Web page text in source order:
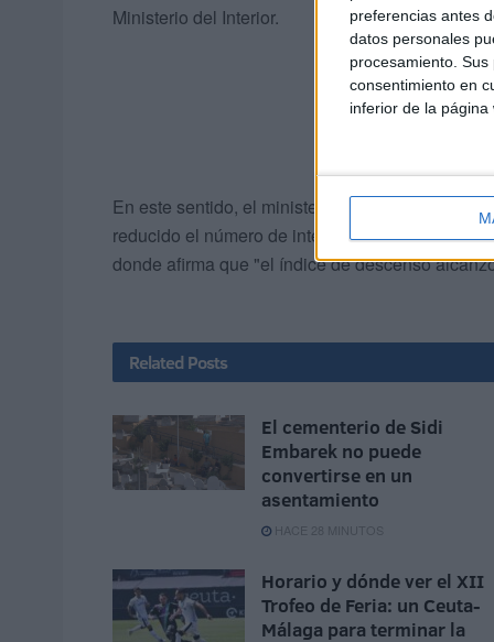
preferencias antes
datos personales
procesamiento.
consentimiento en
inferior de la página
Ministerio del Interior.
En este sentido, el ministerio marroquí ha
reducido el número de intentos de emigración
donde afirma que "el índice de descenso
Related Posts
El cementerio de Sidi
Embarek no puede
convertirse en un
asentamiento
HACE 28 MINUTOS
Horario y dónde ver el XII
Trofeo de Feria: un Ceuta-
Málaga para terminar la